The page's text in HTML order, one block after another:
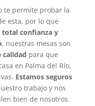
te permite probar la
esta, por lo que
confianza y
, nuestras mesas son
calidad para que
en Palma del Río,
Estamos seguros
trabajo y nos
bien de nosotros.